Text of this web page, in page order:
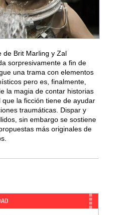
de Brit Marling y Zal
sorpresivamente a fin de
una trama con elementos
pero es, finalmente,
la magia de contar historias
que la ficción tiene de ayudar
traumáticas. Dispar y
sin embargo se sostiene
más originales de